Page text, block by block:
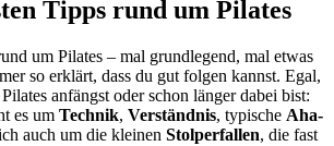
Tipps rund um Pilates
um Pilates – mal grundlegend, mal etwas
so erklärt, dass du gut folgen kannst. Egal,
anfängst oder schon länger dabei bist:
es um Technik, Verständnis, typische Aha-
auch um die kleinen Stolperfallen, die fast